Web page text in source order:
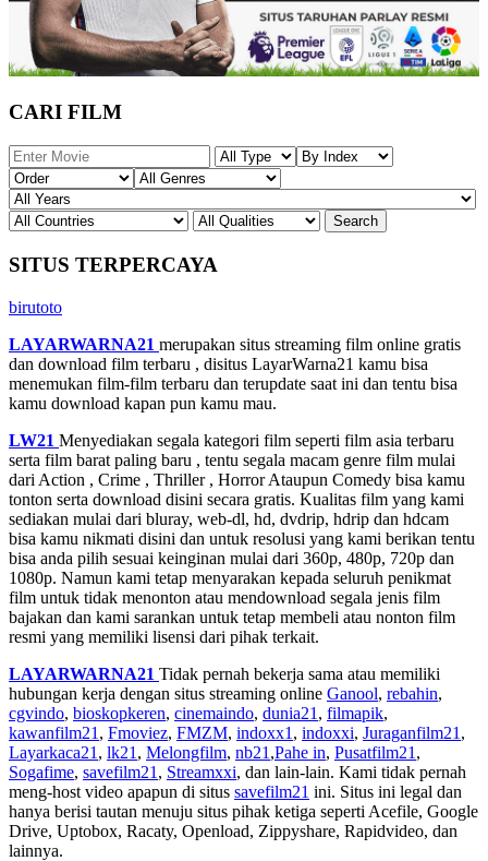
CARI FILM
SITUS TERPERCAYA
birutoto
LAYARWARNA21 merupakan situs streaming film online gratis
dan download film terbaru , disitus LayarWarna21 kamu bisa
menemukan film-film terbaru dan terupdate saat ini dan tentu bisa
kamu download kapan pun kamu mau.
LW21 Menyediakan segala kategori film seperti film asia terbaru
serta film barat paling baru , tentu segala macam genre film mulai
dari Action , Crime , Thriller , Horror Ataupun Comedy bisa kamu
tonton serta download disini secara gratis. Kualitas film yang kami
sediakan mulai dari bluray, web-dl, hd, dvdrip, hdrip dan hdcam
bisa kamu nikmati disini dan untuk resolusi yang kami berikan tentu
bisa anda pilih sesuai keinginan mulai dari 360p, 480p, 720p dan
1080p. Namun kami tetap menyarakan kepada seluruh penikmat
film untuk tidak menonton atau mendownload segala jenis film
bajakan dan kami sarankan untuk tetap membeli atau nonton film
resmi yang memiliki lisensi dari pihak terkait.
LAYARWARNA21 Tidak pernah bekerja sama atau memiliki
hubungan kerja dengan situs streaming online Ganool, rebahin,
cgvindo, bioskopkeren, cinemaindo, dunia21 , filmapik,
kawanfilm21 , Fmoviez, FMZM, indoxx1 , indoxxi, Juraganfilm21 ,
Layarkaca21 , lk21 , Melongfilm, nb21 ,Pahe in, Pusatfilm21 ,
Sogafime, savefilm21 , Streamxxi, dan lain-lain. Kami tidak pernah
meng-host video apapun di situs savefilm21 ini. Situs ini legal dan
hanya berisi tautan menuju situs pihak ketiga seperti Acefile, Google
Drive, Uptobox, Racaty, Openload, Zippyshare, Rapidvideo, dan
lainnya.